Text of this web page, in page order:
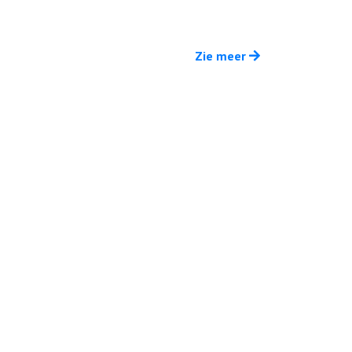
Zie meer